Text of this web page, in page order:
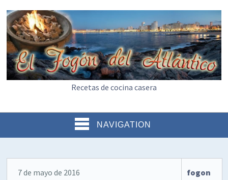
Recetas de cocina casera
NAVIGATION
7 de mayo de 2016 fogon